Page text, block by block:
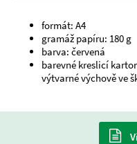
formát: A4
gramáž papíru: 180 g
barva: červená
barevné kreslicí
výtvarné výchově ve